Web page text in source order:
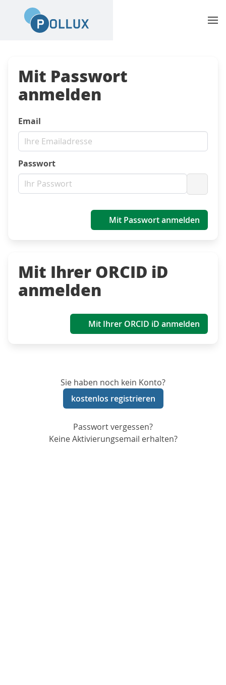
Mit Passwort
anmelden
Email
Passwort
Mit Passwort anmelden
Mit Ihrer ORCID iD
anmelden
Mit Ihrer ORCID iD anmelden
Sie haben noch kein Konto?
kostenlos registrieren
Passwort vergessen?
Keine Aktivierungsemail erhalten?